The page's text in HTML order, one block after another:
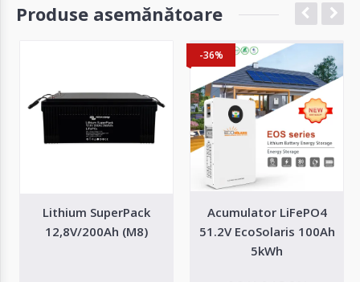
Produse asemănătoare
Lithium SuperPack
12,8V/200Ah (M8)
-36%
Acumulator LiFePO4
51.2V EcoSolaris 100Ah
5kWh